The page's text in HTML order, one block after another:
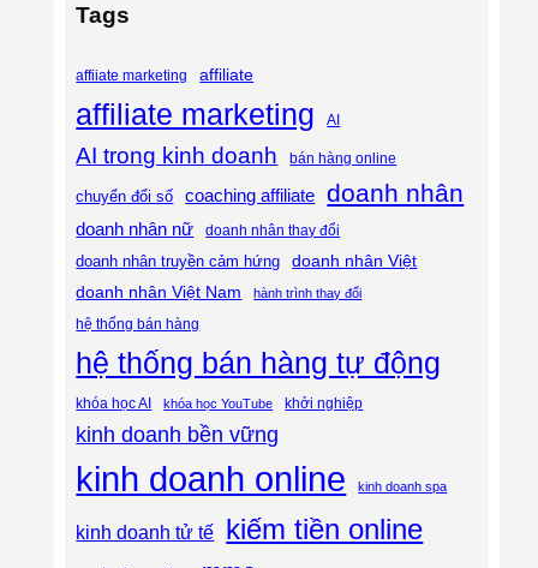
Tags
affiiate marketing affiliate
affiliate marketing AI
AI trong kinh doanh bán hàng online
chuyển đổi số coaching affiliate doanh nhân
doanh nhân nữ doanh nhân thay đổi
doanh nhân truyền cảm hứng
doanh nhân Việt
doanh nhân Việt Nam
hành trình thay đổi
hệ thống bán hàng
hệ thống bán hàng tự động
khóa học AI khóa học YouTube khởi nghiệp
kinh doanh bền vững
kinh doanh online kinh doanh spa
kinh doanh tử tế kiếm tiền online